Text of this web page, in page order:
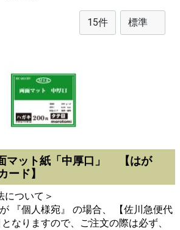
マット紙「中厚口」 【はが
ード】
について＞
『個人様宛』 の場合、 【佐川急便代
なりますので、ご注文の際は必ず、